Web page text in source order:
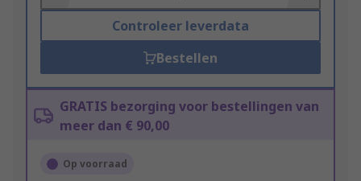
Controleer leverdata
Bestellen
GRATIS bezorging voor bestellingen van
meer dan € 90,00
Op voorraad